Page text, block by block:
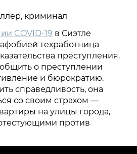
криминал
COVID-19 в Сиэтле
техработница
преступления.
о преступлении
и бюрократию.
справедливость, она
со своим страхом —
на улицы города,
против